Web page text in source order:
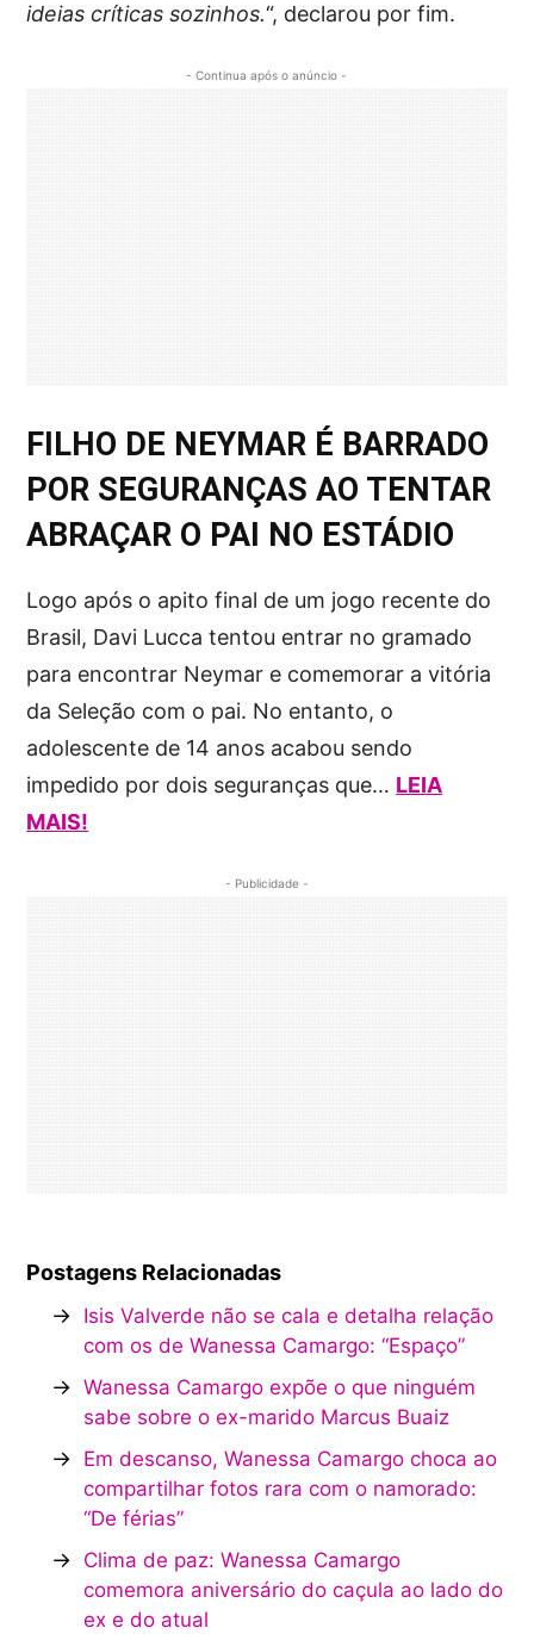
ideias críticas sozinhos.“, declarou por fim.
- Continua após o anúncio -
FILHO DE NEYMAR É BARRADO
POR SEGURANÇAS AO TENTAR
ABRAÇAR O PAI NO ESTÁDIO
Logo após o apito final de um jogo recente do
Brasil, Davi Lucca tentou entrar no gramado
para encontrar Neymar e comemorar a vitória
da Seleção com o pai. No entanto, o
adolescente de 14 anos acabou sendo
impedido por dois seguranças que… LEIA
MAIS!
- Publicidade -
Postagens Relacionadas
→ Isis Valverde não se cala e detalha relação
com os de Wanessa Camargo: “Espaço”
→ Wanessa Camargo expõe o que ninguém
sabe sobre o ex-marido Marcus Buaiz
→ Em descanso, Wanessa Camargo choca ao
compartilhar fotos rara com o namorado:
“De férias”
→ Clima de paz: Wanessa Camargo
comemora aniversário do caçula ao lado do
ex e do atual